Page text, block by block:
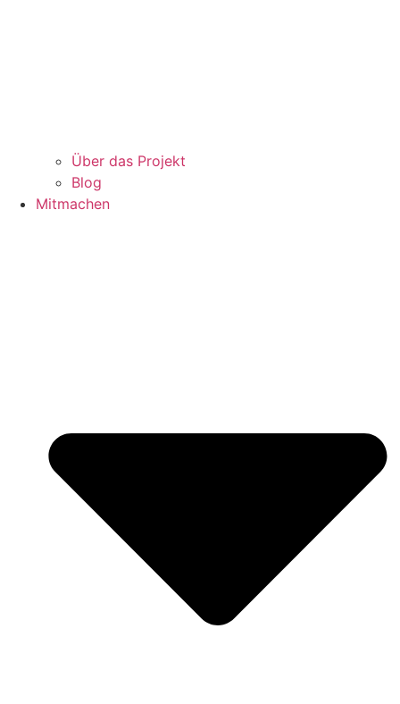
Über das Projekt
Blog
Mitmachen